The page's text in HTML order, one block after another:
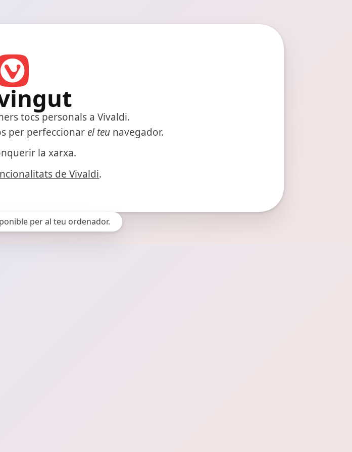
tocs personals a Vivaldi.
per perfeccionar el teu navegador.
la xarxa.
de Vivaldi.
per al teu ordenador.